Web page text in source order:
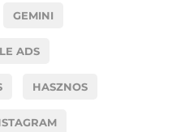
GEMINI
ADS
HASZNOS